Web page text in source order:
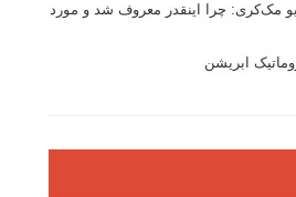
مک‌کری: چرا اینقدر معروف شد و مورد
ابریشن